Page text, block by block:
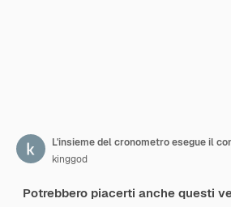
kinggod
Potrebbero piacerti anche questi